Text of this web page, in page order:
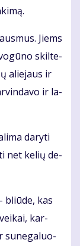
Jiems
skil­te­
alie­jaus ir
ir la­
da­ry­ti
net ke­lių de­
bliū­de, kas
kar­
su­ne­ga­luo­